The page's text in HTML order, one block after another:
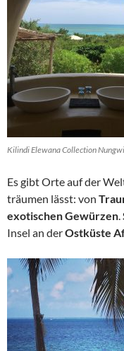
Kilindi Elewana Collection
Es gibt Orte auf der
träumen lässt: von
exotischen Gewürzen.
Insel an derOstküste